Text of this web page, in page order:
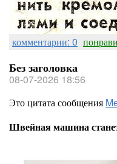
комментарии: 0
Без заголовка
08-07-2026 18:56
Это цитата сообщения
Швейная машина